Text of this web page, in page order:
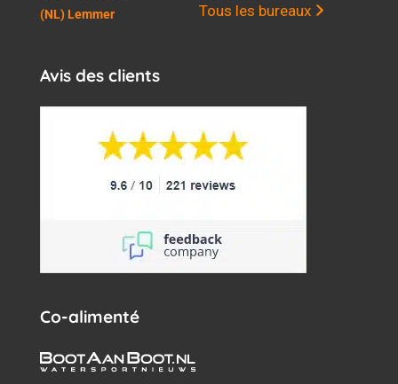
(NL) Lemmer
Tous les bureaux
Avis des clients
Co-alimenté